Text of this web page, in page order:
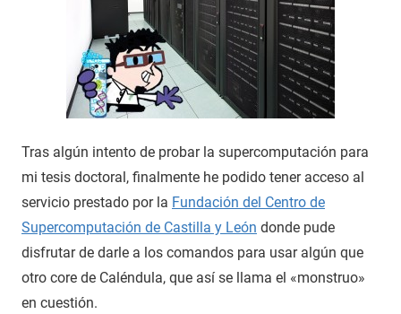
Tras algún intento de probar la supercomputación para
mi tesis doctoral, finalmente he podido tener acceso al
servicio prestado por la Fundación del Centro de
Supercomputación de Castilla y León donde pude
disfrutar de darle a los comandos para usar algún que
otro core de Caléndula, que así se llama el «monstruo»
en cuestión.